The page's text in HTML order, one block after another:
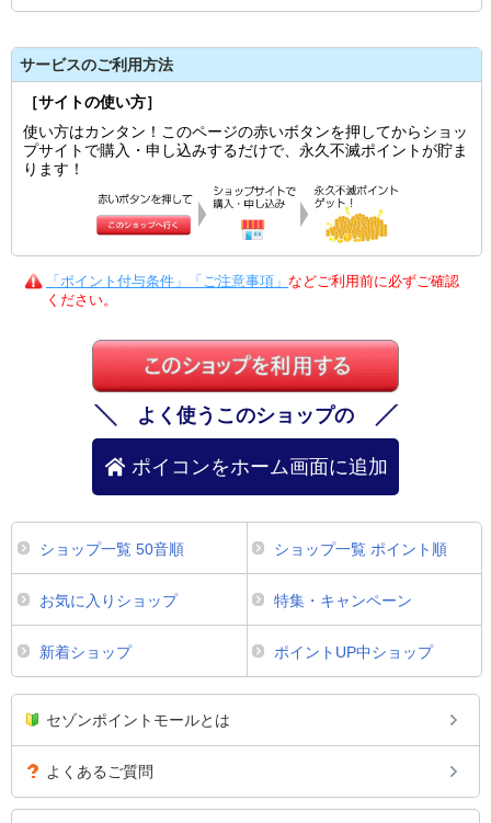
サービスのご利用方法
［サイトの使い方］
使い方はカンタン！このページの赤いボタンを押してからショッ
プサイトで購入・申し込みするだけで、永久不滅ポイントが貯ま
ります！
「ポイント付与条件」「ご注意事項」 などご利用前に必ずご確認
ください。
よく使うこのショップの
ポイコンをホーム画面に追加
ショップ一覧 50音順 ショップ一覧 ポイント順
お気に入りショップ 特集・キャンペーン
新着ショップ ポイントUP中ショップ
セゾンポイントモールとは
よくあるご質問